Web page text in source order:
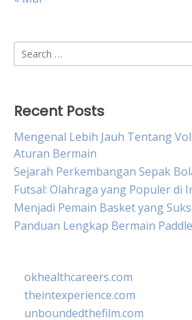
Search
for:
Recent Posts
Mengenal Lebih Jauh Tentang
Aturan Bermain
Sejarah Perkembangan Sepak
Futsal: Olahraga yang Populer di
Menjadi Pemain Basket yang
Panduan Lengkap Bermain
okhealthcareers.com
theintexperience.com
unboundedthefilm.com